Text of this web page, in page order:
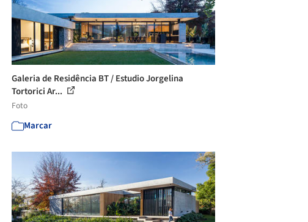
Galeria de Residência BT / Estudio Jorgelina
Tortorici Ar...
Foto
Marcar